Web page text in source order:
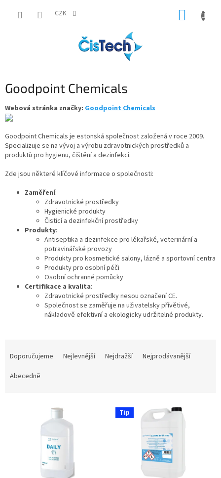
CZK
Goodpoint Chemicals
Webová stránka značky: Goodpoint Chemicals
Goodpoint Chemicals je estonská společnost založená v roce 2009.
Specializuje se na vývoj a výrobu zdravotnických prostředků a
produktů pro hygienu, čištění a dezinfekci.
Zde jsou některé klíčové informace o společnosti:
Zaměření:
Zdravotnické prostředky
Hygienické produkty
Čisticí a dezinfekční prostředky
Produkty:
Antiseptika a dezinfekce pro lékařské, veterinární a
potravinářské provozy
Produkty pro kosmetické salony, lázně a sportovní centra
Produkty pro osobní péči
Osobní ochranné pomůcky
Certifikace a kvalita:
Zdravotnické prostředky nesou označení CE.
Společnost se zaměřuje na uživatelsky přívětivé,
nákladově efektivní a ekologicky udržitelné produkty.
Doporučujeme Nejlevnější Nejdražší
Nejprodávanější
Abecedně
Tip